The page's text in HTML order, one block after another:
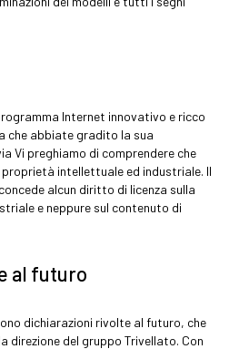
Internet innovativo e ricco
che abbiate gradito la sua
Vi preghiamo di comprendere che
intellettuale ed industriale. Il
alcun diritto di licenza sulla
e neppure sul contenuto di
al futuro
dichiarazioni rivolte al futuro, che
direzione del gruppo Trivellato. Con